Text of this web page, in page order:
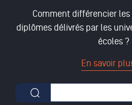
Comment différencier
diplômes délivrés par les
écoles ?
En savoir
Formulaire de recherche